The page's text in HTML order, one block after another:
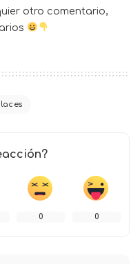
otro comentario,
0 0